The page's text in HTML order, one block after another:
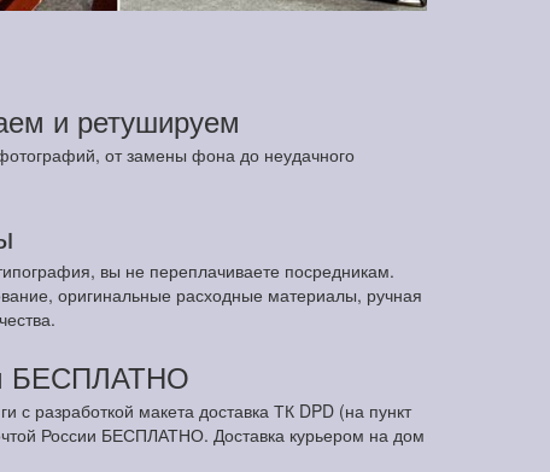
и ретушируем
от замены фона до неудачного
вы не переплачиваете посредникам.
оригинальные расходные материалы, ручная
БЕСПЛАТНО
с разработкой макета доставка ТК DPD (на пункт
России БЕСПЛАТНО. Доставка курьером на дом